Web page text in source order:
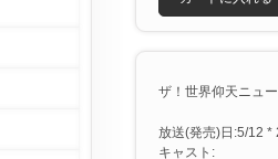
ザ！世界仰天ニュ
放送(発売)日:5/12 *
キャスト: